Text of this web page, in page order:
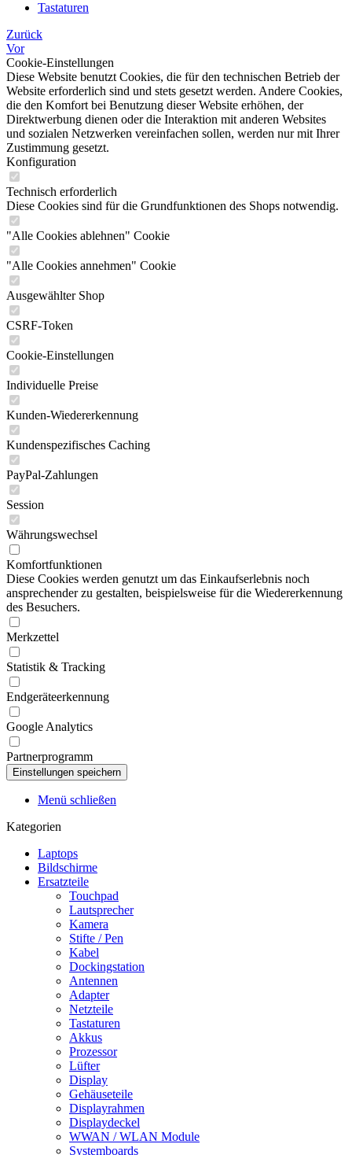
Tastaturen
Zurück
Vor
Cookie-Einstellungen
Diese Website benutzt Cookies, die für den technischen Betrieb der
Website erforderlich sind und stets gesetzt werden. Andere Cookies,
die den Komfort bei Benutzung dieser Website erhöhen, der
Direktwerbung dienen oder die Interaktion mit anderen Websites
und sozialen Netzwerken vereinfachen sollen, werden nur mit Ihrer
Zustimmung gesetzt.
Konfiguration
Technisch erforderlich
Diese Cookies sind für die Grundfunktionen des Shops notwendig.
"Alle Cookies ablehnen" Cookie
"Alle Cookies annehmen" Cookie
Ausgewählter Shop
CSRF-Token
Cookie-Einstellungen
Individuelle Preise
Kunden-Wiedererkennung
Kundenspezifisches Caching
PayPal-Zahlungen
Session
Währungswechsel
Komfortfunktionen
Diese Cookies werden genutzt um das Einkaufserlebnis noch
ansprechender zu gestalten, beispielsweise für die Wiedererkennung
des Besuchers.
Merkzettel
Statistik & Tracking
Endgeräteerkennung
Google Analytics
Partnerprogramm
Menü schließen
Kategorien
Laptops
Bildschirme
Ersatzteile
Touchpad
Lautsprecher
Kamera
Stifte / Pen
Kabel
Dockingstation
Antennen
Adapter
Netzteile
Tastaturen
Akkus
Prozessor
Lüfter
Display
Gehäuseteile
Displayrahmen
Displaydeckel
WWAN / WLAN Module
Systemboards